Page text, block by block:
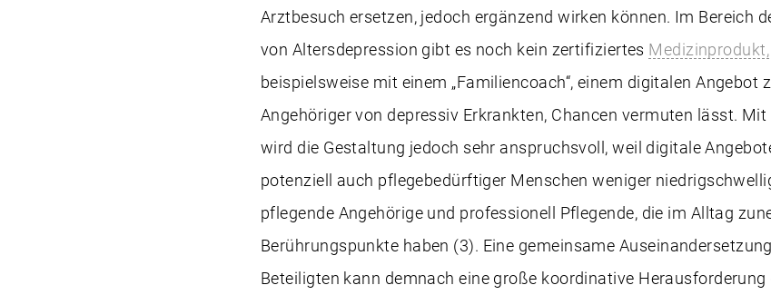
Arztbesuch ersetzen, jedoch ergänzend wirken können. Im Bereich
von Altersdepression gibt es noch kein zertifiziertes Medizinprodukt,
beispielsweise mit einem „Familiencoach“, einem digitalen Angebot
Angehöriger von depressiv Erkrankten, Chancen vermuten lässt.
wird die Gestaltung jedoch sehr anspruchsvoll, weil digitale
potenziell auch pflegebedürftiger Menschen weniger
pflegende Angehörige und professionell Pflegende, die im Alltag
Berührungspunkte haben (3). Eine gemeinsame
Beteiligten kann demnach eine große koordinative